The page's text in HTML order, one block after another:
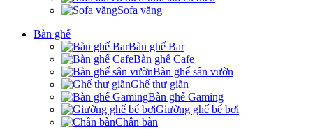
Sofa văng
Bàn ghế
Bàn ghế Bar
Bàn ghế Cafe
Bàn ghế sân vườn
Ghế thư giãn
Bàn ghế Gaming
Giường ghế bể bơi
Chân bàn